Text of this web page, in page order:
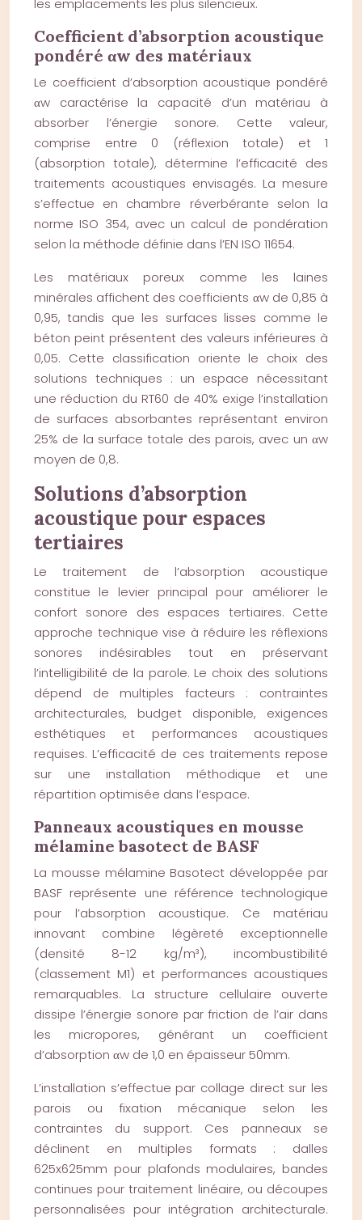
les emplacements les plus silencieux.
Coefficient d’absorption acoustique
pondéré αw des matériaux
Le coefficient d’absorption acoustique pondéré
αw caractérise la capacité d’un matériau à
absorber l’énergie sonore. Cette valeur,
comprise entre 0 (réflexion totale) et 1
(absorption totale), détermine l’efficacité des
traitements acoustiques envisagés. La mesure
s’effectue en chambre réverbérante selon la
norme ISO 354, avec un calcul de pondération
selon la méthode définie dans l’EN ISO 11654.
Les matériaux poreux comme les laines
minérales affichent des coefficients αw de 0,85 à
0,95, tandis que les surfaces lisses comme le
béton peint présentent des valeurs inférieures à
0,05. Cette classification oriente le choix des
solutions techniques : un espace nécessitant
une réduction du RT60 de 40% exige l’installation
de surfaces absorbantes représentant environ
25% de la surface totale des parois, avec un αw
moyen de 0,8.
Solutions d’absorption
acoustique pour espaces
tertiaires
Le traitement de l’absorption acoustique
constitue le levier principal pour améliorer le
confort sonore des espaces tertiaires. Cette
approche technique vise à réduire les réflexions
sonores indésirables tout en préservant
l’intelligibilité de la parole. Le choix des solutions
dépend de multiples facteurs : contraintes
architecturales, budget disponible, exigences
esthétiques et performances acoustiques
requises. L’efficacité de ces traitements repose
sur une installation méthodique et une
répartition optimisée dans l’espace.
Panneaux acoustiques en mousse
mélamine basotect de BASF
La mousse mélamine Basotect développée par
BASF représente une référence technologique
pour l’absorption acoustique. Ce matériau
innovant combine légèreté exceptionnelle
(densité 8-12 kg/m³), incombustibilité
(classement M1) et performances acoustiques
remarquables. La structure cellulaire ouverte
dissipe l’énergie sonore par friction de l’air dans
les micropores, générant un coefficient
d’absorption αw de 1,0 en épaisseur 50mm.
L’installation s’effectue par collage direct sur les
parois ou fixation mécanique selon les
contraintes du support. Ces panneaux se
déclinent en multiples formats : dalles
625x625mm pour plafonds modulaires, bandes
continues pour traitement linéaire, ou découpes
personnalisées pour intégration architecturale.